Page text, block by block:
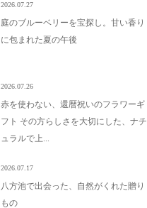
2026.07.27
庭のブルーベリーを宝探し。甘い香り
に包まれた夏の午後
2026.07.26
赤を使わない、還暦祝いのフラワーギ
フト その方らしさを大切にした、ナチ
ュラルで上...
2026.07.17
八方池で出会った、自然がくれた贈り
もの